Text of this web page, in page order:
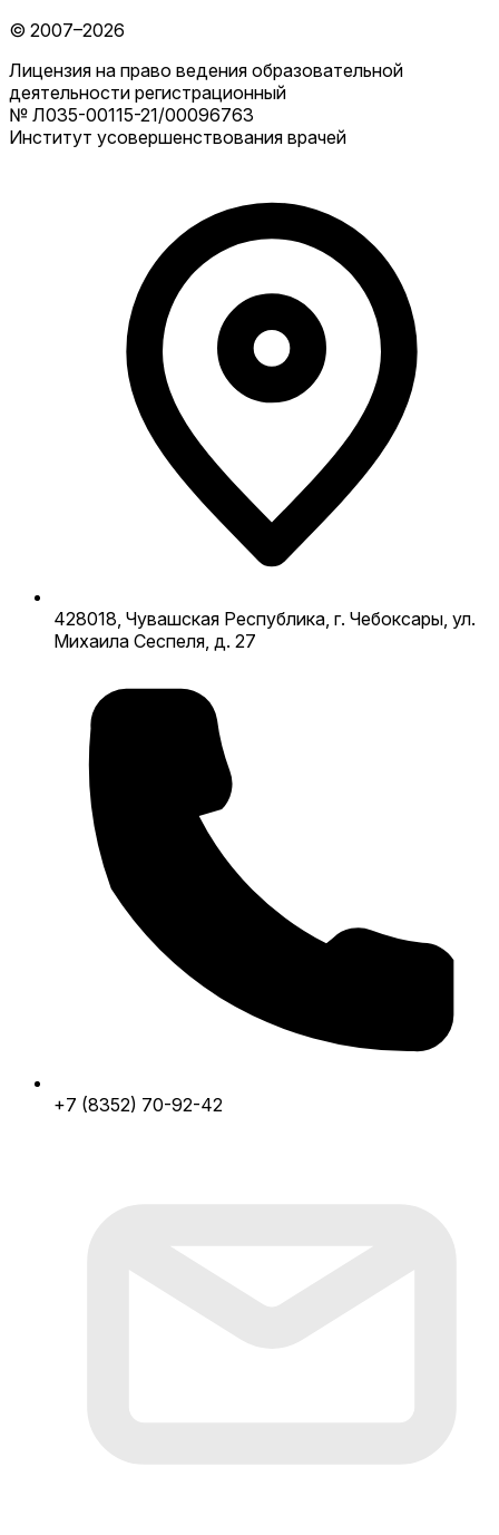
© 2007–2026
Лицензия на право ведения образовательной
деятельности регистрационный
№ Л035-00115-21/00096763
Институт усовершенствования врачей
428018, Чувашская Республика, г. Чебоксары, ул.
Михаила Сеспеля, д. 27
+7 (8352) 70-92-42